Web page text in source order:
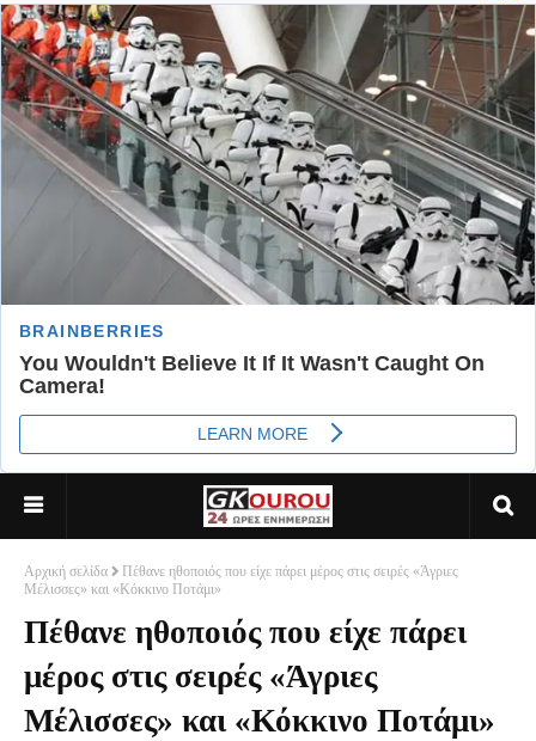
Αρχική σελίδα
Πέθανε ηθοποιός που είχε πάρει μέρος στις σειρές «Άγριες
Μέλισσες» και «Κόκκινο Ποτάμι»
Πέθανε ηθοποιός που είχε πάρει
μέρος στις σειρές «Άγριες
Μέλισσες» και «Κόκκινο Ποτάμι»